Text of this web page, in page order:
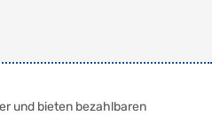
und bieten bezahlbaren